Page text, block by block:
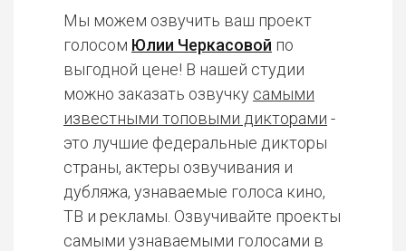
Мы можем озвучить ваш проект
голосом Юлии Черкасовой по
выгодной цене! В нашей студии
можно заказать озвучку самыми
известными топовыми дикторами -
это лучшие федеральные дикторы
страны, актеры озвучивания и
дубляжа, узнаваемые голоса кино,
ТВ и рекламы. Озвучивайте проекты
самыми узнаваемыми голосами в